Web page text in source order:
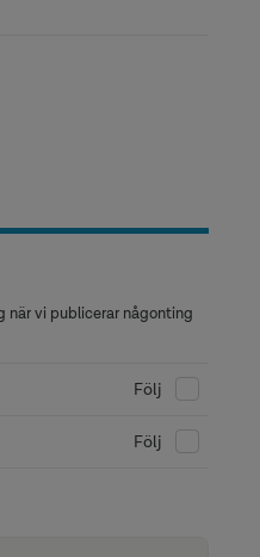
när vi publicerar någonting
Följ
Följ